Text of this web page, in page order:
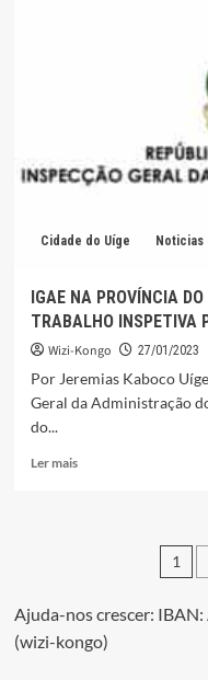
COMERCIALIZAÇÃO
ILEGAL
DE
Cidade do Uíge Noticias
IGAE NA PROVÍNCIA
TRABALHO INSPETIVA
Wizi-Kongo 27/01/2023
Por Jeremias Kaboco
Geral da Administração
do...
Ler maisLeia
COM
DIFICULDADE
dos
1
Ajuda-nos crescer:
(wizi-kongo)